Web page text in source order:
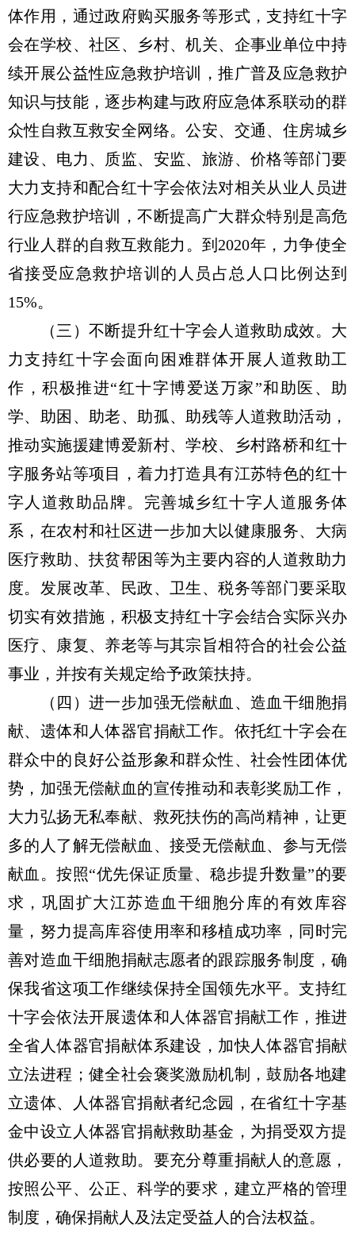
体作用，通过政府购买服务等形式，支持红十字
会在学校、社区、乡村、机关、企事业单位中持
续开展公益性应急救护培训，推广普及应急救护
知识与技能，逐步构建与政府应急体系联动的群
众性自救互救安全网络。公安、交通、住房城乡
建设、电力、质监、安监、旅游、价格等部门要
大力支持和配合红十字会依法对相关从业人员进
行应急救护培训，不断提高广大群众特别是高危
行业人群的自救互救能力。到2020年，力争使全
省接受应急救护培训的人员占总人口比例达到
15%。
（三）不断提升红十字会人道救助成效。大
力支持红十字会面向困难群体开展人道救助工
作，积极推进“红十字博爱送万家”和助医、助
学、助困、助老、助孤、助残等人道救助活动，
推动实施援建博爱新村、学校、乡村路桥和红十
字服务站等项目，着力打造具有江苏特色的红十
字人道救助品牌。完善城乡红十字人道服务体
系，在农村和社区进一步加大以健康服务、大病
医疗救助、扶贫帮困等为主要内容的人道救助力
度。发展改革、民政、卫生、税务等部门要采取
切实有效措施，积极支持红十字会结合实际兴办
医疗、康复、养老等与其宗旨相符合的社会公益
事业，并按有关规定给予政策扶持。
（四）进一步加强无偿献血、造血干细胞捐
献、遗体和人体器官捐献工作。依托红十字会在
群众中的良好公益形象和群众性、社会性团体优
势，加强无偿献血的宣传推动和表彰奖励工作，
大力弘扬无私奉献、救死扶伤的高尚精神，让更
多的人了解无偿献血、接受无偿献血、参与无偿
献血。按照“优先保证质量、稳步提升数量”的要
求，巩固扩大江苏造血干细胞分库的有效库容
量，努力提高库容使用率和移植成功率，同时完
善对造血干细胞捐献志愿者的跟踪服务制度，确
保我省这项工作继续保持全国领先水平。支持红
十字会依法开展遗体和人体器官捐献工作，推进
全省人体器官捐献体系建设，加快人体器官捐献
立法进程；健全社会褒奖激励机制，鼓励各地建
立遗体、人体器官捐献者纪念园，在省红十字基
金中设立人体器官捐献救助基金，为捐受双方提
供必要的人道救助。要充分尊重捐献人的意愿，
按照公平、公正、科学的要求，建立严格的管理
制度，确保捐献人及法定受益人的合法权益。